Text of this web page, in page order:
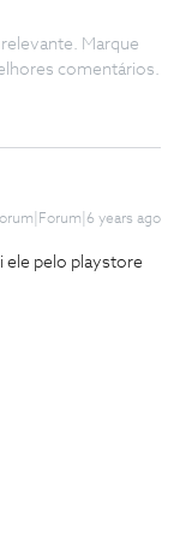
Marque
comentários.
years ago
ele pelo playstore